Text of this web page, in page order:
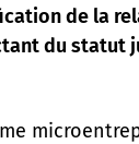
de la
du